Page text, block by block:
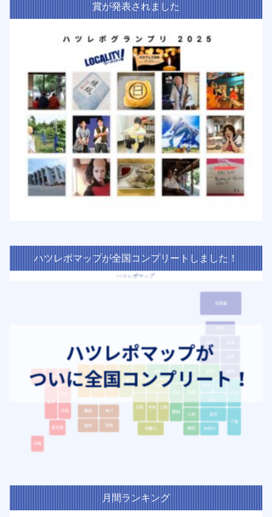
賞が発表されました
ハツレポマップが全国コンプリートしました！
月間ランキング